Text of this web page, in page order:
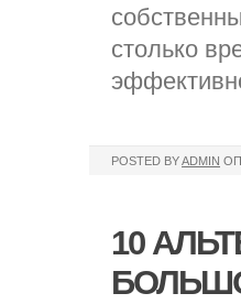
столько
POSTED BYADMIN
10